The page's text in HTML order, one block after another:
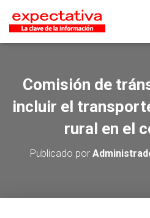
Comisión de
incluir el
rural en el
Publicado por